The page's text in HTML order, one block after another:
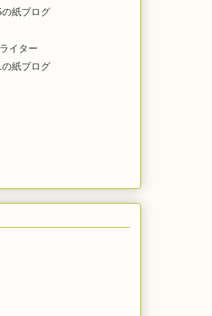
紙ブログ
イター
紙ブログ